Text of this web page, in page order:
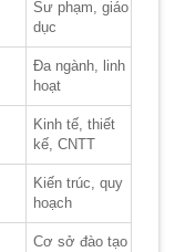
Sư phạm, giáo
dục
Đa ngành, linh
hoạt
Kinh tế, thiết
kế, CNTT
Kiến trúc, quy
hoạch
Cơ sở đào tạo